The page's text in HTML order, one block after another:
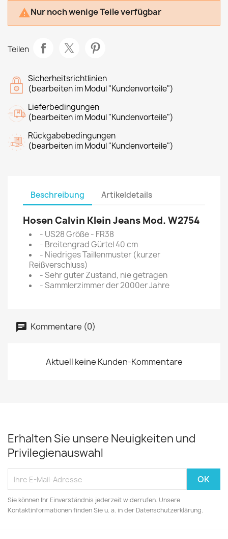
Nur noch wenige Teile verfügbar
Teilen
Sicherheitsrichtlinien
(bearbeiten im Modul "Kundenvorteile")
Lieferbedingungen
(bearbeiten im Modul "Kundenvorteile")
Rückgabebedingungen
(bearbeiten im Modul "Kundenvorteile")
Beschreibung Artikeldetails
Hosen Calvin Klein Jeans Mod. W2754
- US28 Größe - FR38
- Breitengrad Gürtel 40 cm
- Niedriges Taillenmuster (kurzer
Reißverschluss)
- Sehr guter Zustand, nie getragen
- Sammlerzimmer der 2000er Jahre
Kommentare (0)
Aktuell keine Kunden-Kommentare
Erhalten Sie unsere Neuigkeiten und
Privilegienauswahl
Sie können Ihr Einverständnis jederzeit widerrufen. Unsere
Kontaktinformationen finden Sie u. a. in der Datenschutzerklärung.